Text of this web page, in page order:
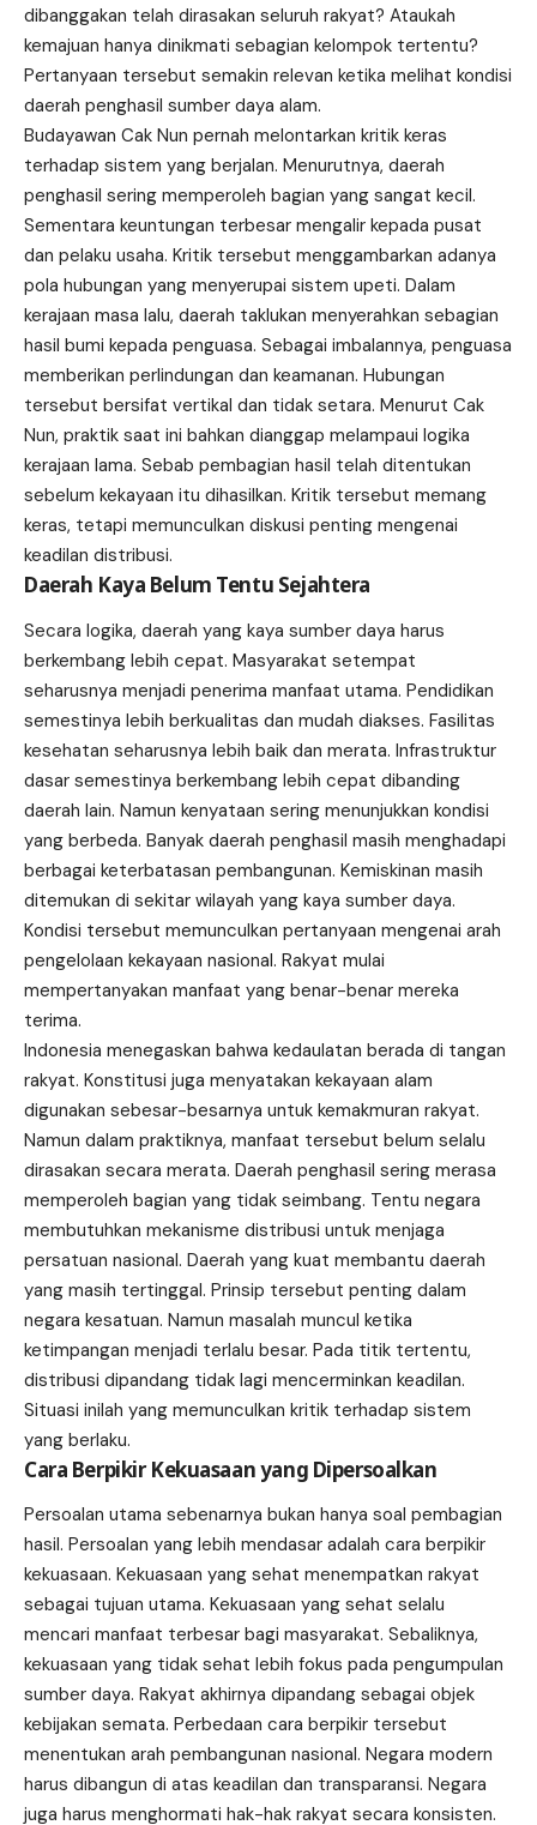
dibanggakan telah dirasakan seluruh rakyat? Ataukah
kemajuan hanya dinikmati sebagian kelompok tertentu?
Pertanyaan tersebut semakin relevan ketika melihat kondisi
daerah penghasil sumber daya alam.
Budayawan Cak Nun pernah melontarkan kritik keras
terhadap sistem yang berjalan. Menurutnya, daerah
penghasil sering memperoleh bagian yang sangat kecil.
Sementara keuntungan terbesar mengalir kepada pusat
dan pelaku usaha. Kritik tersebut menggambarkan adanya
pola hubungan yang menyerupai sistem upeti. Dalam
kerajaan masa lalu, daerah taklukan menyerahkan sebagian
hasil bumi kepada penguasa. Sebagai imbalannya, penguasa
memberikan perlindungan dan keamanan. Hubungan
tersebut bersifat vertikal dan tidak setara. Menurut Cak
Nun, praktik saat ini bahkan dianggap melampaui logika
kerajaan lama. Sebab pembagian hasil telah ditentukan
sebelum kekayaan itu dihasilkan. Kritik tersebut memang
keras, tetapi memunculkan diskusi penting mengenai
keadilan distribusi.
Daerah Kaya Belum Tentu Sejahtera
Secara logika, daerah yang kaya sumber daya harus
berkembang lebih cepat. Masyarakat setempat
seharusnya menjadi penerima manfaat utama. Pendidikan
semestinya lebih berkualitas dan mudah diakses. Fasilitas
kesehatan seharusnya lebih baik dan merata. Infrastruktur
dasar semestinya berkembang lebih cepat dibanding
daerah lain. Namun kenyataan sering menunjukkan kondisi
yang berbeda. Banyak daerah penghasil masih menghadapi
berbagai keterbatasan pembangunan. Kemiskinan masih
ditemukan di sekitar wilayah yang kaya sumber daya.
Kondisi tersebut memunculkan pertanyaan mengenai arah
pengelolaan kekayaan nasional. Rakyat mulai
mempertanyakan manfaat yang benar-benar mereka
terima.
Indonesia menegaskan bahwa kedaulatan berada di tangan
rakyat. Konstitusi juga menyatakan kekayaan alam
digunakan sebesar-besarnya untuk kemakmuran rakyat.
Namun dalam praktiknya, manfaat tersebut belum selalu
dirasakan secara merata. Daerah penghasil sering merasa
memperoleh bagian yang tidak seimbang. Tentu negara
membutuhkan mekanisme distribusi untuk menjaga
persatuan nasional. Daerah yang kuat membantu daerah
yang masih tertinggal. Prinsip tersebut penting dalam
negara kesatuan. Namun masalah muncul ketika
ketimpangan menjadi terlalu besar. Pada titik tertentu,
distribusi dipandang tidak lagi mencerminkan keadilan.
Situasi inilah yang memunculkan kritik terhadap sistem
yang berlaku.
Cara Berpikir Kekuasaan yang Dipersoalkan
Persoalan utama sebenarnya bukan hanya soal pembagian
hasil. Persoalan yang lebih mendasar adalah cara berpikir
kekuasaan. Kekuasaan yang sehat menempatkan rakyat
sebagai tujuan utama. Kekuasaan yang sehat selalu
mencari manfaat terbesar bagi masyarakat. Sebaliknya,
kekuasaan yang tidak sehat lebih fokus pada pengumpulan
sumber daya. Rakyat akhirnya dipandang sebagai objek
kebijakan semata. Perbedaan cara berpikir tersebut
menentukan arah pembangunan nasional. Negara modern
harus dibangun di atas keadilan dan transparansi. Negara
juga harus menghormati hak-hak rakyat secara konsisten.